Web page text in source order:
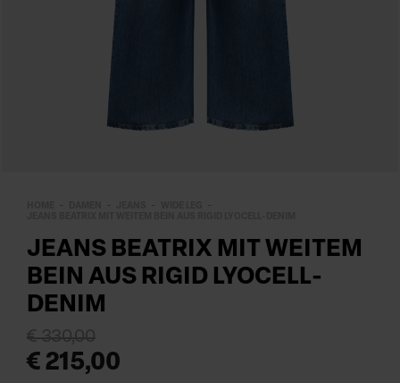
JEANS BEATRIX MIT WEITEM
BEIN AUS RIGID LYOCELL-
DENIM
€ 215,00
€ 330,00